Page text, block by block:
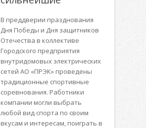
В преддверии празднования
Дня Победы и Дня защитников
Отечества в коллективе
Городского предприятия
внутридомовых электрических
сетей АО «ПРЭК» проведены
традиционные спортивные
соревнования. Работники
компании могли выбрать
любой вид спорта по своим
вкусам и интересам, поиграть в